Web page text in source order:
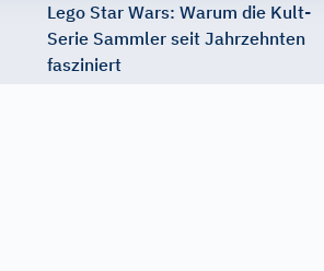
Lego Star Wars: Warum die Kult-
Serie Sammler seit Jahrzehnten
fasziniert